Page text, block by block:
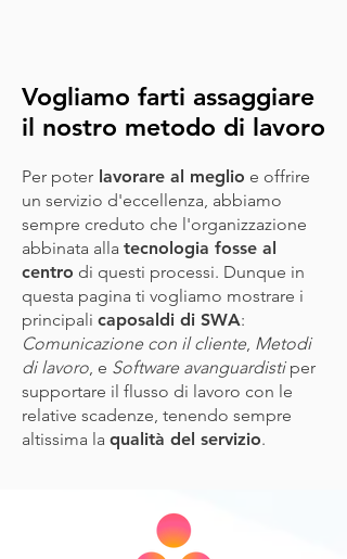
Vogliamo farti assaggiare
il nostro metodo di lavoro
Per poter lavorare al meglio e offrire
un servizio d'eccellenza, abbiamo
sempre creduto che l'organizzazione
abbinata alla tecnologia fosse al
centro di questi processi. Dunque in
questa pagina ti vogliamo mostrare i
principali caposaldi di SWA:
Comunicazione con il cliente, Metodi
di lavoro, e Software avanguardistiper
supportare il flusso di lavoro con le
relative scadenze, tenendo sempre
altissima la qualità del servizio.